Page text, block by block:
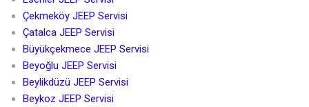
Çekmeköy JEEP Servisi
Çatalca JEEP Servisi
Büyükçekmece JEEP Servisi
Beyoğlu JEEP Servisi
Beylikdüzü JEEP Servisi
Beykoz JEEP Servisi